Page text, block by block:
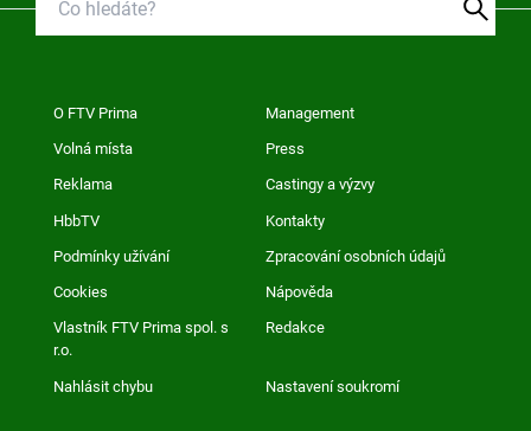
O FTV Prima Management
Volná místa Press
Reklama Castingy a výzvy
HbbTV Kontakty
Podmínky užívání Zpracování osobních údajů
Cookies Nápověda
Vlastník FTV Prima spol. s
r.o.
Redakce
Nahlásit chybu Nastavení soukromí